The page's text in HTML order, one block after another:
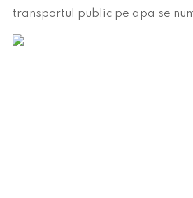
transportul public pe apa se